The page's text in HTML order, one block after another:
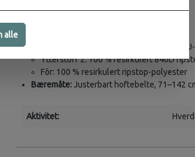
Mål:29 × 15 × 12 cm
Ytterstoff 1: 100 % resirkulert 840D
Ytterstoff 2: 100 % resirkulert 840D
Fôr: 100 % resirkulert ripstop-polyester
Bæremåte:Justerbart hoftebelte, 71–142
Aktivitet:
alle